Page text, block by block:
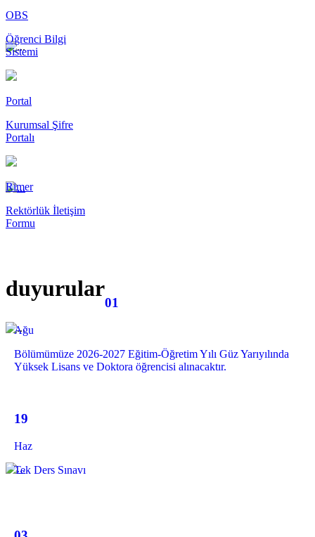
OBS
Öğrenci Bilgi
Sistemi
Portal
Kurumsal Şifre
Portalı
Rimer
Rektörlük İletişim
Formu
duyurular
01
Ağu
Bölümümüze 2026-2027 Eğitim-Öğretim Yılı Güz Yarıyılında
Yüksek Lisans ve Doktora öğrencisi alınacaktır.
19
Haz
Tek Ders Sınavı